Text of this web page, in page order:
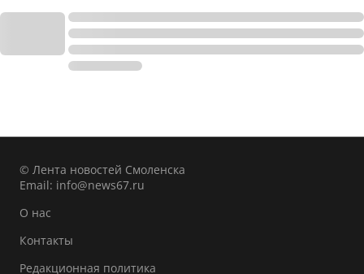
© Лента новостей Смоленска
Email: info@news67.ru
О нас
Контакты
Редакционная политика